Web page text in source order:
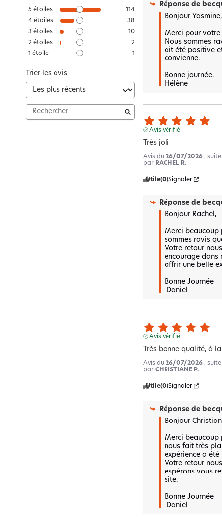
5 étoiles
114
4 étoiles
38
3 étoiles
10
2 étoiles
2
1 étoile 1
Trier les avis
Réponse de
Bonjour Yasmine,
Merci pour
Nous sommes
ait été positive
convienne.
Bonne journée.
Hélène
Avis vérifié
Très joli
Avis du 26/07/2026 ,
par RACHEL R.
Utile(0)Signaler
Réponse de
Bonjour Rachel,
Merci beaucoup
sommes ravis
Votre retour
encourage dans
offrir une belle
Bonne Journée
Daniel
Avis vérifié
Très bonne qualité, à
Avis du 26/07/2026 ,
par CHRISTIANE P.
Utile(0)Signaler
Réponse de
Bonjour
Merci beaucoup
nous fait très
expérience a
Votre retour
espérons vous
site.
Bonne Journée
Daniel